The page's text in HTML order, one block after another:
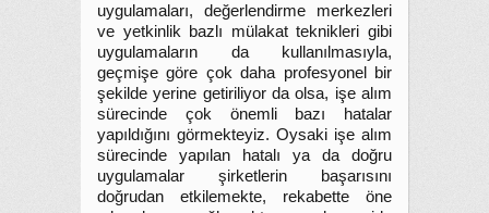
uygulamaları, değerlendirme merkezleri
ve yetkinlik bazlı mülakat teknikleri gibi
uygulamaların da kullanılmasıyla,
geçmişe göre çok daha profesyonel bir
şekilde yerine getiriliyor da olsa, işe alım
sürecinde çok önemli bazı hatalar
yapıldığını görmekteyiz. Oysaki işe alım
sürecinde yapılan hatalı ya da doğru
uygulamalar şirketlerin başarısını
doğrudan etkilemekte, rekabette öne